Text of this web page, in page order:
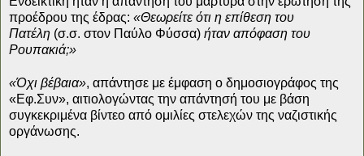
προέδρου της έδρας: «Θεωρείτε ότι η επίθεση του
Πατέλη (σ.σ. στον Παύλο Φύσσα) ήταν απόφαση του
Ρουπακιά;»
«Όχι βέβαια», απάντησε με έμφαση ο δημοσιογράφος της
«Eφ.Συν», αιτιολογώντας την απάντησή του με βάση
συγκεκριμένα βίντεο από ομιλίες στελεχών της ναζιστικής
οργάνωσης.